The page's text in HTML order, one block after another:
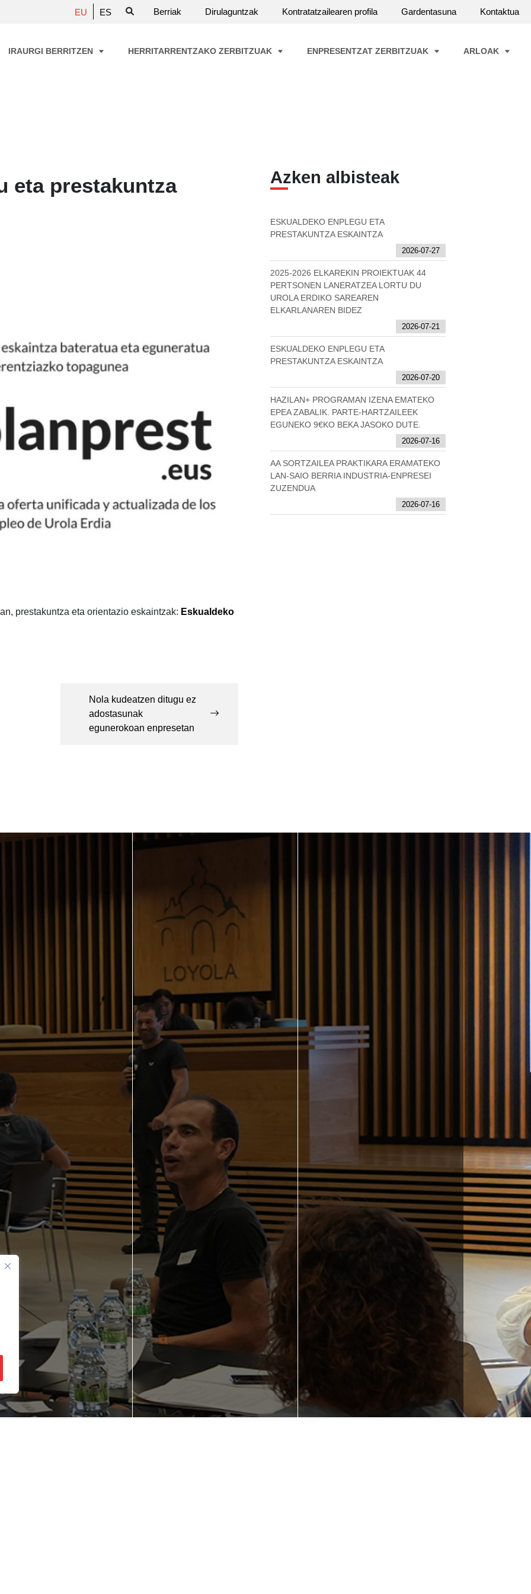
EU ES Berriak Dirulaguntzak Kontratatzailearen profila Gardentasuna Kontaktua
IRAURGI BERRITZEN HERRITARRENTZAKO ZERBITZUAK ENPRESENTZAT ZERBITZUAK ARLOAK
eta prestakuntza
prestakuntza eta orientazio eskaintzak: Eskualdeko
Nola kudeatzen ditugu ez
adostasunak
egunerokoan enpresetan
Azken albisteak
ESKUALDEKO ENPLEGU ETA
PRESTAKUNTZA ESKAINTZA
2026-07-27
2025-2026 ELKAREKIN PROIEKTUAK 44
PERTSONEN LANERATZEA LORTU DU
UROLA ERDIKO SAREAREN
ELKARLANAREN BIDEZ
2026-07-21
ESKUALDEKO ENPLEGU ETA
PRESTAKUNTZA ESKAINTZA
2026-07-20
HAZILAN+ PROGRAMAN IZENA EMATEKO
EPEA ZABALIK. PARTE-HARTZAILEEK
EGUNEKO 9€KO BEKA JASOKO DUTE.
2026-07-16
AA SORTZAILEA PRAKTIKARA ERAMATEKO
LAN-SAIO BERRIA INDUSTRIA-ENPRESEI
ZUZENDUA
2026-07-16